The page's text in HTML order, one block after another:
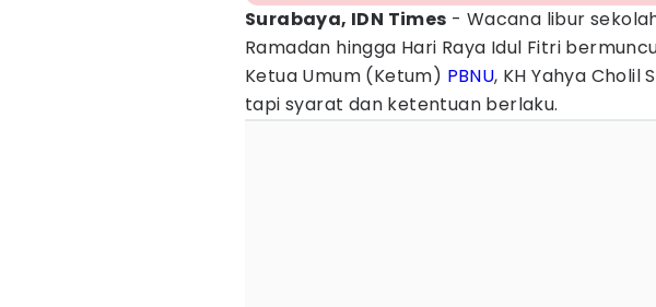
Surabaya, IDN Times - Wacana libur
Ramadan hingga Hari Raya Idul Fitri
Ketua Umum (Ketum) PBNU, KH Yahya Cholil
tapi syarat dan ketentuan berlaku.